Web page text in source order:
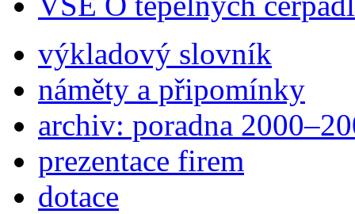
výkladový slovník
náměty a připomínky
archiv: poradna
prezentace firem
dotace